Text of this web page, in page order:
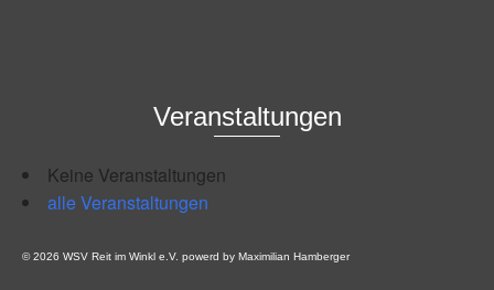
Veranstaltungen
Keine Veranstaltungen
alle Veranstaltungen
© 2026 WSV Reit im Winkl e.V. powerd by Maximilian Hamberger